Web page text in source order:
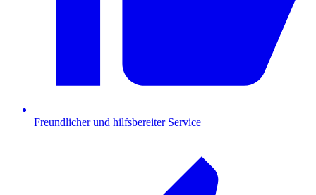
Freundlicher und hilfsbereiter Service